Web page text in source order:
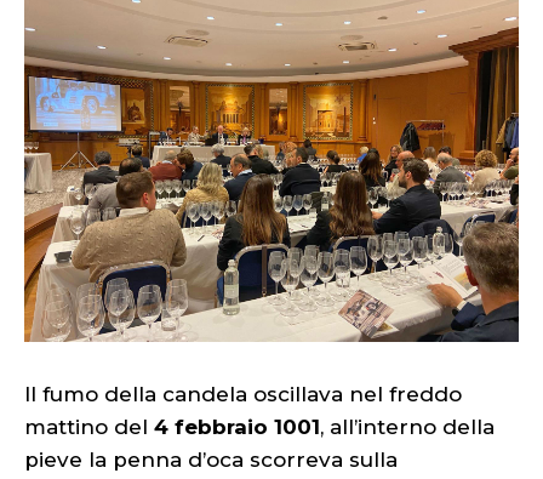
Il fumo della candela oscillava nel freddo
mattino del 4 febbraio 1001, all’interno della
pieve la penna d’oca scorreva sulla